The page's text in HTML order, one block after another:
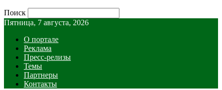
Поиск
Пятница, 7 августа, 2026
О портале
Реклама
Пресс-релизы
Темы
Партнеры
Контакты